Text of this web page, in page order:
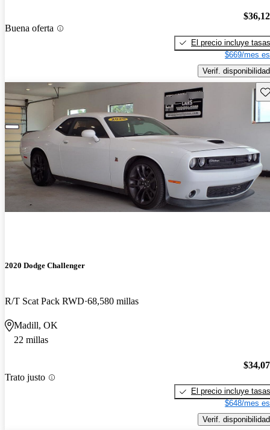
Buena oferta
El precio incluye tasas
$669/mes
Verif. disponibilidad
2020 Dodge Challenger
R/T Scat Pack RWD 68,580 millas
Madill, OK
22 millas
Trato justo
El precio incluye tasas
$648/mes
Verif. disponibilidad